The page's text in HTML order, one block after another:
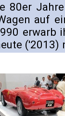
80er
auf
erwarb